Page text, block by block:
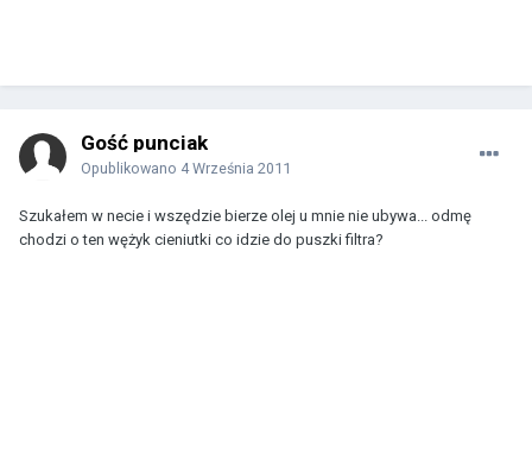
Gość punciak
Opublikowano 4 Września 2011
Szukałem w necie i wszędzie bierze olej u mnie nie ubywa... odmę
chodzi o ten wężyk cieniutki co idzie do puszki filtra?